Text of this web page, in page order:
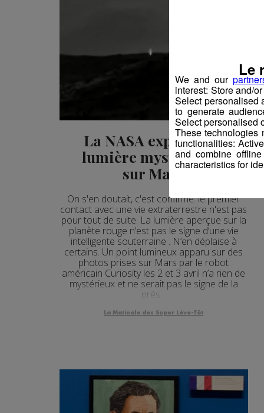
La NASA explique la
lumière mystérieuse
sur Mars
On s'en doutait, c'est confirmé: le premier
contact avec une vie extraterrestre n'est pas
pour tout de suite. La lumière aperçue sur la
planète rouge n’est pas le signe d’une vie
intelligente souterraine . N’en déplaise à
certains. Un point lumineux apparu sur des
photos prises sur Mars par le robot
américain Curiosity les 2 et 3 avril n’a rien de
mystérieux et ne serait pas le signe de la
prés...
La Matinale des Super Lève-Tôt
We and our
interest: Store and/
Select personalised
to generate
Select personalised
These technologies
functionalities:
and combine
characteristics for
Le